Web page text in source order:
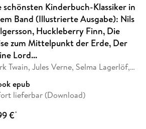
schönsten Kinderbuch-Klassiker in
Band (Illustrierte Ausgabe): Nils
Huckleberry Finn, Die
zum Mittelpunkt der Erde, Der
Lord...
Twain, Jules Verne, Selma Lagerlöf,
epub
lieferbar (Download)
€*